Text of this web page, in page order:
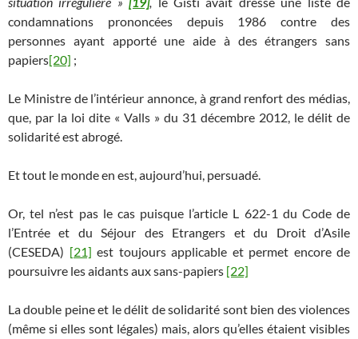
condamnations prononcées depuis 1986 contre des
personnes ayant apporté une aide à des étrangers sans
papiers[20] ;
Le Ministre de l’intérieur annonce, à grand renfort des médias,
que, par la loi dite « Valls » du 31 décembre 2012, le délit de
solidarité est abrogé.
Et tout le monde en est, aujourd’hui, persuadé.
Or, tel n’est pas le cas puisque l’article L 622-1 du Code de
l’Entrée et du Séjour des Etrangers et du Droit d’Asile
(CESEDA) [21] est toujours applicable et permet encore de
poursuivre les aidants aux sans-papiers [22]
La double peine et le délit de solidarité sont bien des violences
(même si elles sont légales) mais, alors qu’elles étaient visibles